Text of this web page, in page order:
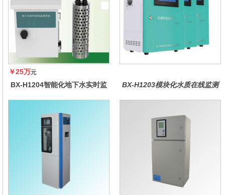
￥25万元
BX-H1204智能化地下水实时监
BX-H1203模块化水质在线监测